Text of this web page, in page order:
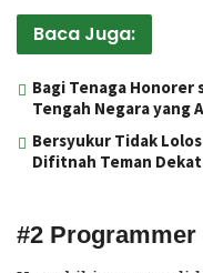
Baca Juga:
Bagi Tenaga Honorer
Tengah Negara yang
Bersyukur Tidak
Difitnah Teman
#2 Programmer